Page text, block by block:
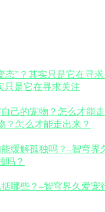
只是它在寻求关注
？怎么才能走出来？
吗？